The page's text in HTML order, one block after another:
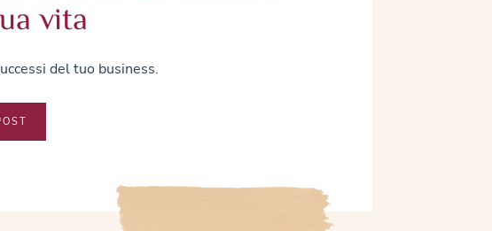
vita
del tuo business.